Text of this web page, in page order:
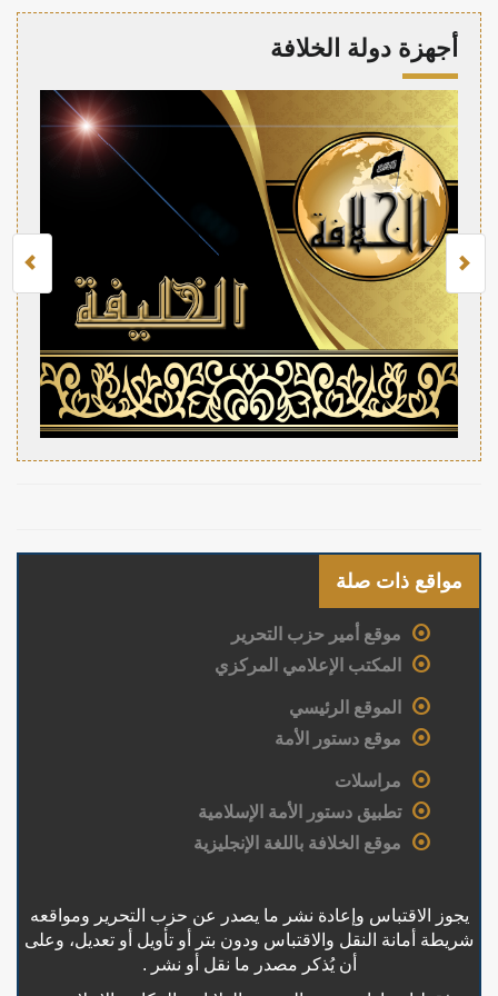
أجهزة دولة الخلافة
مواقع ذات صلة
موقع أمير حزب التحرير
المكتب الإعلامي المركزي
الموقع الرئيسي
موقع دستور الأمة
مراسلات
تطبيق دستور الأمة الإسلامية
موقع الخلافة باللغة الإنجليزية
يجوز الاقتباس وإعادة نشر ما يصدر عن حزب التحرير ومواقعه
شريطة أمانة النقل والاقتباس ودون بتر أو تأويل أو تعديل، وعلى
أن يُذكر مصدر ما نقل أو نشر .